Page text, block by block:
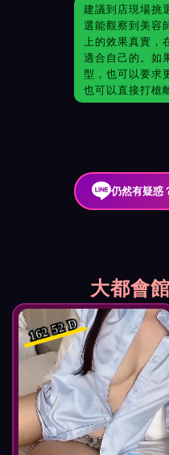
建議到店現場挑
選能觀察到美容
上的效果真實，
適合自己的。如
型，也可以要求
也可以直接打槍
仍然有疑惑
大都會
162 52 D